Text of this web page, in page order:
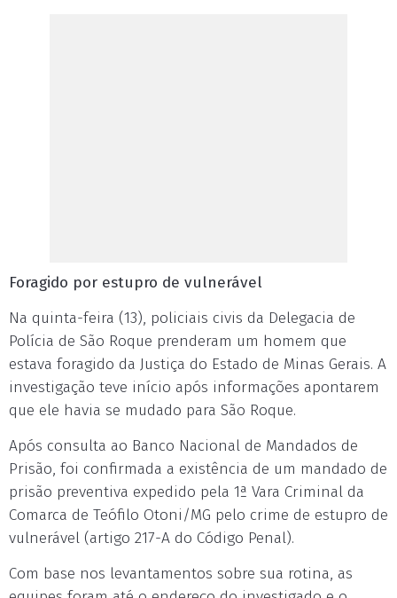
Foragido por estupro de vulnerável
Na quinta-feira (13), policiais civis da Delegacia de
Polícia de São Roque prenderam um homem que
estava foragido da Justiça do Estado de Minas Gerais. A
investigação teve início após informações apontarem
que ele havia se mudado para São Roque.
Após consulta ao Banco Nacional de Mandados de
Prisão, foi confirmada a existência de um mandado de
prisão preventiva expedido pela 1ª Vara Criminal da
Comarca de Teófilo Otoni/MG pelo crime de estupro de
vulnerável (artigo 217-A do Código Penal).
Com base nos levantamentos sobre sua rotina, as